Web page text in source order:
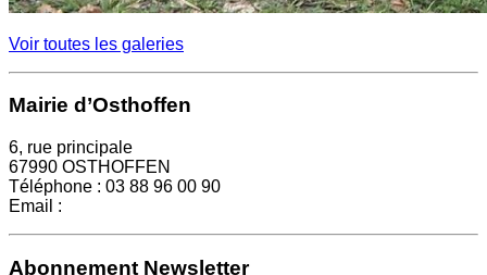
Voir toutes les galeries
Mairie d’Osthoffen
6, rue principale
67990 OSTHOFFEN
Téléphone : 03 88 96 00 90
Email :
Abonnement Newsletter